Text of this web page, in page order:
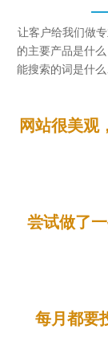
让客户给我们做
的主要产品是什
能搜索的词是什
网站很美观
尝试做了
每月都要